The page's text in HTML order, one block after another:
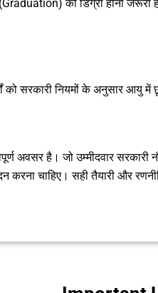
(Graduation) की डिग्री होना
को सरकारी नियमों के अनुसार आयु में
अवसर है। जो उम्मीदवार सरकारी
करना चाहिए। सही तैयारी और